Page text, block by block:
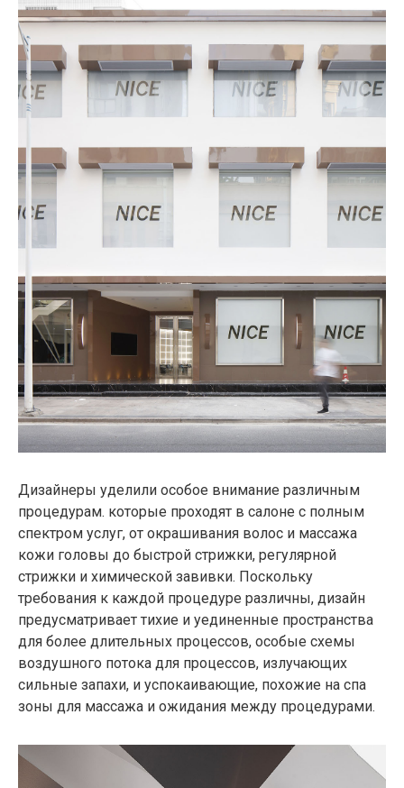
Дизайнеры уделили особое внимание различным
процедурам. которые проходят в салоне с полным
спектром услуг, от окрашивания волос и массажа
кожи головы до быстрой стрижки, регулярной
стрижки и химической завивки. Поскольку
требования к каждой процедуре различны, дизайн
предусматривает тихие и уединенные пространства
для более длительных процессов, особые схемы
воздушного потока для процессов, излучающих
сильные запахи, и успокаивающие, похожие на спа
зоны для массажа и ожидания между процедурами.